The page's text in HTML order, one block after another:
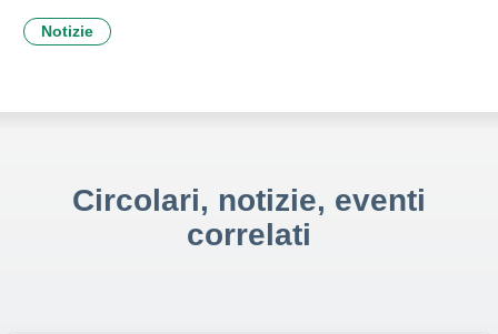
Notizie
Circolari, notizie, eventi
correlati